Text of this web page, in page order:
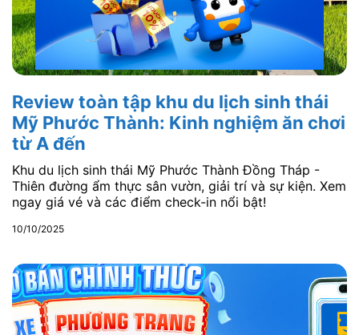
Review toàn tập khu du lịch sinh thái
Mỹ Phước Thành: Kinh nghiệm ăn chơi
từ A đến
Khu du lịch sinh thái Mỹ Phước Thành Đồng Tháp -
Thiên đường ẩm thực sân vườn, giải trí và sự kiện. Xem
ngay giá vé và các điểm check-in nổi bật!
10/10/2025